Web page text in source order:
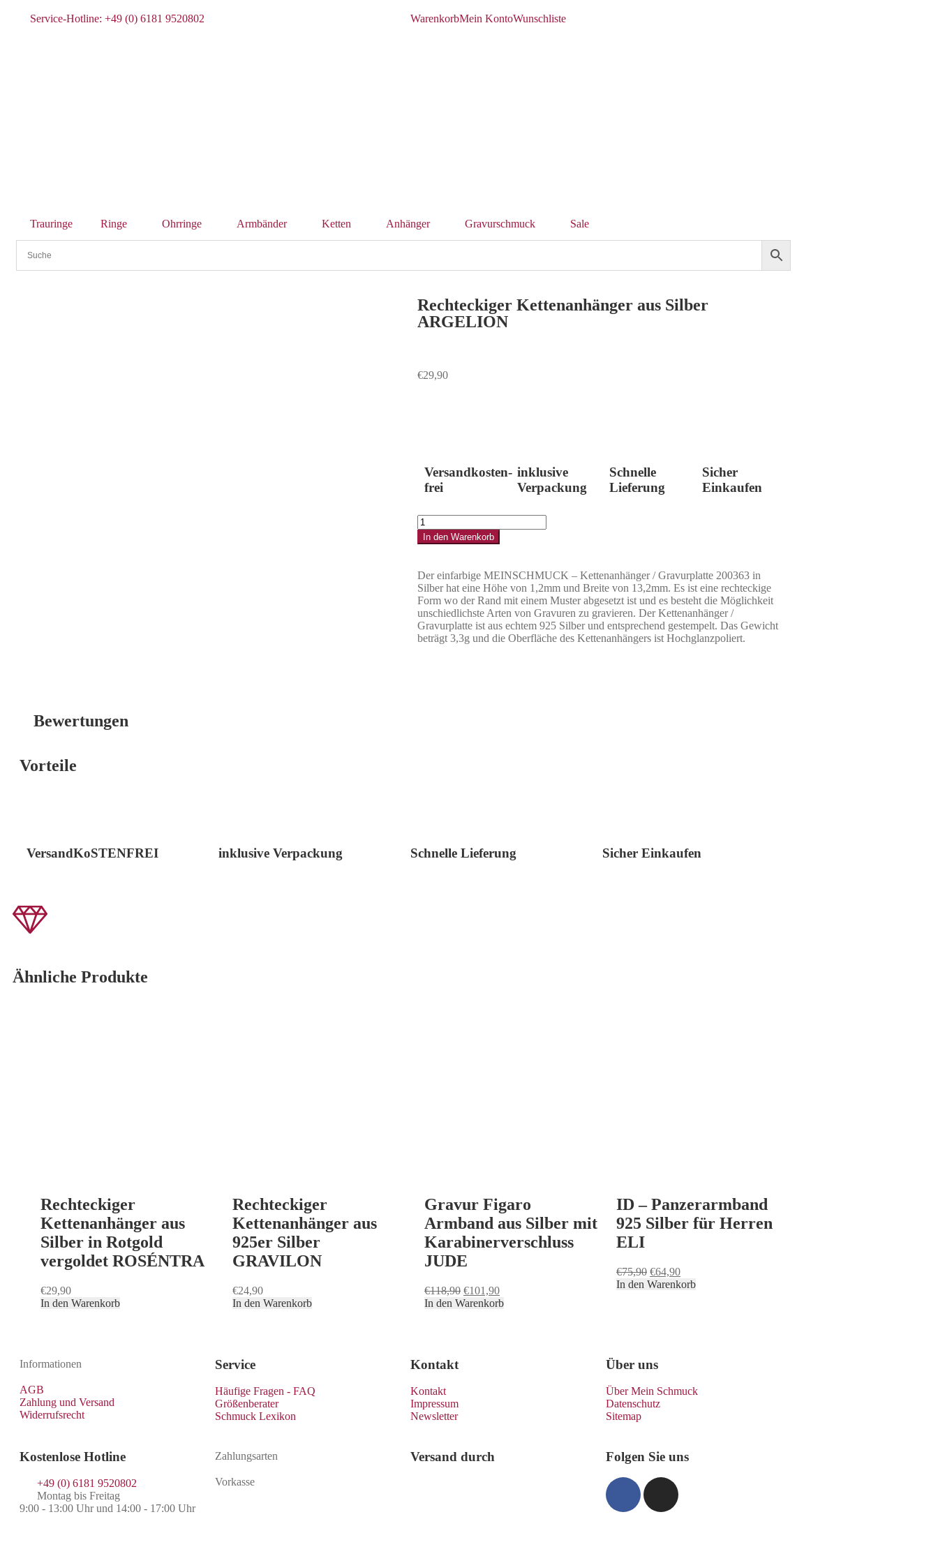
Service-Hotline: +49 (0) 6181 9520802 WarenkorbMein KontoWunschliste
Trauringe Ringe Ohrringe Armbänder Ketten Anhänger Gravurschmuck Sale
Rechteckiger Kettenanhänger aus Silber
ARGELION
€29,90
Versandkosten-
frei
inklusive
Verpackung
Schnelle
Lieferung
Sicher
Einkaufen
In den Warenkorb
Der einfarbige MEINSCHMUCK – Kettenanhänger / Gravurplatte 200363 in
Silber hat eine Höhe von 1,2mm und Breite von 13,2mm. Es ist eine rechteckige
Form wo der Rand mit einem Muster abgesetzt ist und es besteht die Möglichkeit
unschiedlichste Arten von Gravuren zu gravieren. Der Kettenanhänger /
Gravurplatte ist aus echtem 925 Silber und entsprechend gestempelt. Das Gewicht
beträgt 3,3g und die Oberfläche des Kettenanhängers ist Hochglanzpoliert.
Bewertungen
Vorteile
VersandKoSTENFREI inklusive Verpackung Schnelle Lieferung Sicher Einkaufen
Ähnliche Produkte
Rechteckiger
Kettenanhänger aus
Silber in Rotgold
vergoldet ROSÉNTRA
€29,90
In den Warenkorb
Rechteckiger
Kettenanhänger aus
925er Silber
GRAVILON
€24,90
In den Warenkorb
Gravur Figaro
Armband aus Silber mit
Karabinerverschluss
JUDE
€118,90 €101,90
In den Warenkorb
ID – Panzerarmband
925 Silber für Herren
ELI
€75,90 €64,90
In den Warenkorb
Informationen
AGB
Zahlung und Versand
Widerrufsrecht
Service
Häufige Fragen - FAQ
Größenberater
Schmuck Lexikon
Kontakt
Kontakt
Impressum
Newsletter
Über uns
Über Mein Schmuck
Datenschutz
Sitemap
Kostenlose Hotline
+49 (0) 6181 9520802
Montag bis Freitag
9:00 - 13:00 Uhr und 14:00 - 17:00 Uhr
Zahlungsarten
Vorkasse
Versand durch Folgen Sie uns